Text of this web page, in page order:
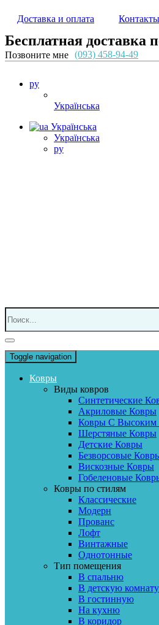
Доставка и оплата Контакты
Бесплатная доставка
Позвоните мне (093) 458-94-49
ру
Українська
Українська
Українська
ру
Toggle navigation
Ковры
Виды ковров
Синтетические
Акриловые Ковры
Ковры С Высоким
Шерстяные Ковры
Детские Ковры
Безворсовые
Вискозные Ковры
Гобеленовые
Ковры по стилям
Классические
Модерн
Прованс
Лофт
Винтажные
Однотонные
Тип помещения
В спальню
В детскую комнату
В гостинную
На кухню
В коридор